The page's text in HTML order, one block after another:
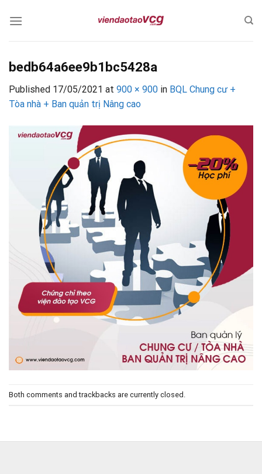
bedb64a6ee9b1bc5428a
Published 17/05/2021 at 900 × 900 in BQL Chung cư +
Tòa nhà + Ban quản trị Nâng cao
Both comments and trackbacks are currently closed.